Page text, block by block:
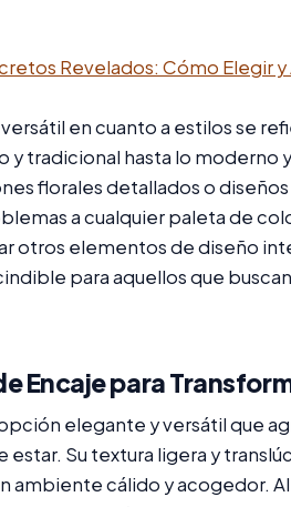
Revelados: Cómo Elegir
en cuanto a estilos se
y tradicional hasta lo moderno
florales detallados o
a cualquier paleta de
otros elementos de diseño
para aquellos que
Encaje para
elegante y versátil que
estar. Su textura ligera y
ambiente cálido y acogedor.